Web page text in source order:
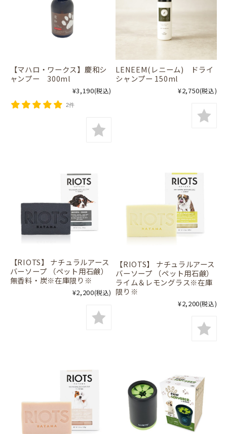
【マハロ・ワークス】慶和シ
ャンプー 300ml
¥3,190(税込)
2件
LENEEM(レニーム) ドライ
シャンプー 150ml
¥2,750(税込)
【RIOTS】 ナチュラルアース
バーソープ （ペット用石鹸）
無香料・炭※在庫限り※
¥2,200(税込)
【RIOTS】 ナチュラルアース
バーソープ （ペット用石鹸）
ライム＆レモングラス※在庫
限り※
¥2,200(税込)